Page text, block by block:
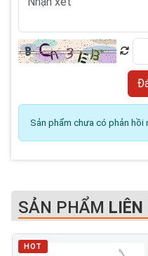
Sản phẩm chưa có phản hồi
SẢN PHẨM LIÊN
HOT